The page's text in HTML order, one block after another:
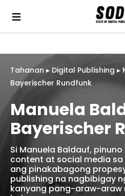
Tahanan ▸ Digital Publishing ▸
Bayerischer Rundfunk
Manuela
Bayerischer
Si Manuela Baldauf,
content at social media sa
ang pinakabagong
publishing na nagbibigay
kanyang pang-araw-araw